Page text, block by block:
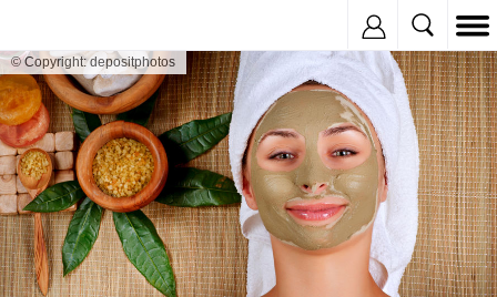
© Copyright: depositphotos